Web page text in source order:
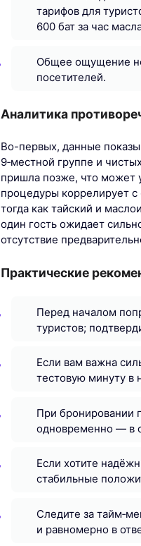
тарифов для
600 бат за час
Общее ощущение
посетителей.
Аналитика
Во-первых, данные
9‑местной группе и
пришла позже, что может
процедуры коррелирует
тогда как тайский и
один гость ожидает
отсутствие
Практические
Перед началом
туристов;
Если вам важна
тестовую минуту в
При бронировании
одновременно — в
Если хотите
стабильные
Следите за
и равномерно в